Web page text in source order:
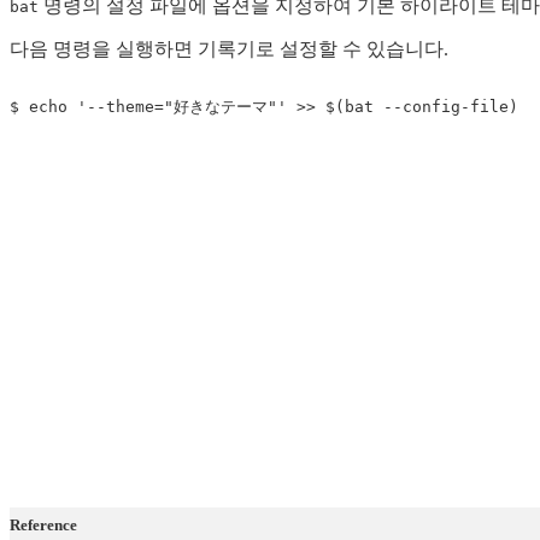
bat 명령의 설정 파일에 옵션을 지정하여 기본 하이라이트 테
다음 명령을 실행하면 기록기로 설정할 수 있습니다.
$ echo '--theme="好きなテーマ"' >> $( bat --config-file )
Reference